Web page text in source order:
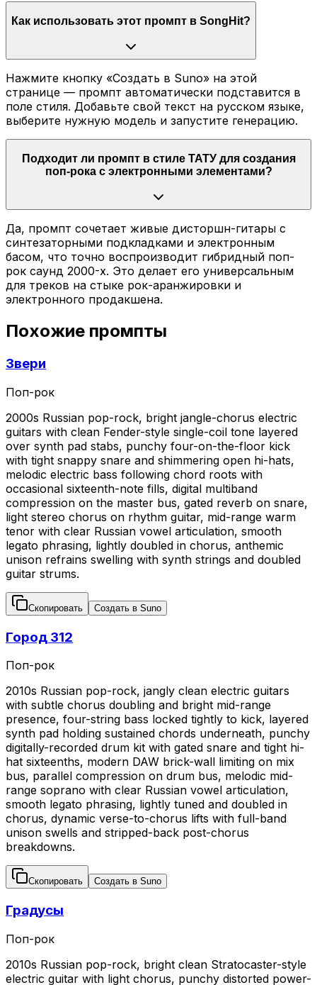
Как использовать этот промпт в SongHit?
Нажмите кнопку «Создать в Suno» на этой
странице — промпт автоматически подставится в
поле стиля. Добавьте свой текст на русском языке,
выберите нужную модель и запустите генерацию.
Подходит ли промпт в стиле ТАТУ для создания
поп-рока с электронными элементами?
Да, промпт сочетает живые дисторшн-гитары с
синтезаторными подкладками и электронным
басом, что точно воспроизводит гибридный поп-
рок саунд 2000-х. Это делает его универсальным
для треков на стыке рок-аранжировки и
электронного продакшена.
Похожие промпты
Звери
Поп-рок
2000s Russian pop-rock, bright jangle-chorus electric
guitars with clean Fender-style single-coil tone layered
over synth pad stabs, punchy four-on-the-floor kick
with tight snappy snare and shimmering open hi-hats,
melodic electric bass following chord roots with
occasional sixteenth-note fills, digital multiband
compression on the master bus, gated reverb on snare,
light stereo chorus on rhythm guitar, mid-range warm
tenor with clear Russian vowel articulation, smooth
legato phrasing, lightly doubled in chorus, anthemic
unison refrains swelling with synth strings and doubled
guitar strums.
Скопировать Создать в Suno
Город 312
Поп-рок
2010s Russian pop-rock, jangly clean electric guitars
with subtle chorus doubling and bright mid-range
presence, four-string bass locked tightly to kick, layered
synth pad holding sustained chords underneath, punchy
digitally-recorded drum kit with gated snare and tight hi-
hat sixteenths, modern DAW brick-wall limiting on mix
bus, parallel compression on drum bus, melodic mid-
range soprano with clear Russian vowel articulation,
smooth legato phrasing, lightly tuned and doubled in
chorus, dynamic verse-to-chorus lifts with full-band
unison swells and stripped-back post-chorus
breakdowns.
Скопировать Создать в Suno
Градусы
Поп-рок
2010s Russian pop-rock, bright clean Stratocaster-style
electric guitar with light chorus, punchy distorted power-